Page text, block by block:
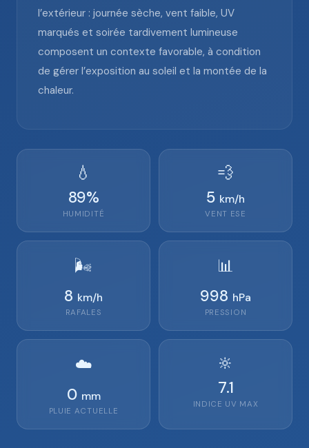
l’extérieur : journée sèche, vent faible, UV
marqués et soirée tardivement lumineuse
composent un contexte favorable, à condition
de gérer l’exposition au soleil et la montée de la
chaleur.
💧
89%
HUMIDITÉ
💨
5 km/h
VENT ESE
🌬️
8 km/h
RAFALES
📊
998 hPa
PRESSION
☁️
0 mm
PLUIE ACTUELLE
🔆
7.1
INDICE UV MAX